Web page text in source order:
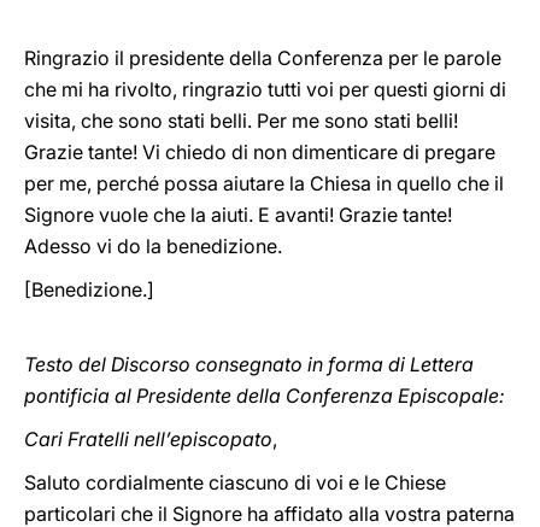
Ringrazio il presidente della Conferenza per le parole
che mi ha rivolto, ringrazio tutti voi per questi giorni di
visita, che sono stati belli. Per me sono stati belli!
Grazie tante! Vi chiedo di non dimenticare di pregare
per me, perché possa aiutare la Chiesa in quello che il
Signore vuole che la aiuti. E avanti! Grazie tante!
Adesso vi do la benedizione.
[Benedizione.]
Testo del Discorso consegnato in forma di Lettera
pontificia al Presidente della Conferenza Episcopale:
Cari Fratelli nell’episcopato,
Saluto cordialmente ciascuno di voi e le Chiese
particolari che il Signore ha affidato alla vostra paterna